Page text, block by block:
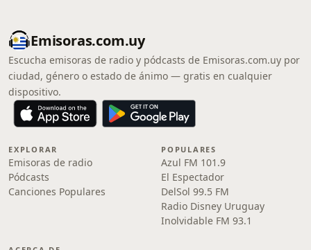
Emisoras.com.uy
Escucha emisoras de radio y pódcasts de Emisoras.com.uy por
ciudad, género o estado de ánimo — gratis en cualquier
dispositivo.
EXPLORAR
Emisoras de radio
Pódcasts
Canciones Populares
POPULARES
Azul FM 101.9
El Espectador
DelSol 99.5 FM
Radio Disney Uruguay
Inolvidable FM 93.1